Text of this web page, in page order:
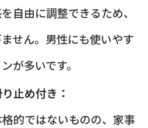
自由に調整できるため、
せん。男性にも使いやす
が多いです。
止め付き：
的ではないものの、家事